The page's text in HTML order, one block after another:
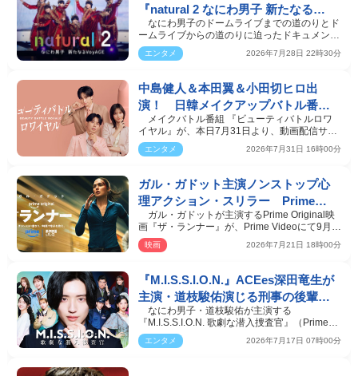
『natural 2 なにわ男子 新たなる
VoyAGE』、Prime Videoにて10.22
世界独占配信
なにわ男子のドームライブまでの道のりとド
ームライブからの道のりに迫ったドキュメンタ
リー番組『natur…
エンタメ 2026年7月28日 22時30分
中島健人＆本田翼＆小田切ヒロ出
演！ 日韓メイクアップバトル番組
『ビューティバトルロワイヤル』
Prime Videoで独占配信
メイクバトル番組 『ビューティバトルロワ
イヤル』が、本日7月31日より、動画配信サー
ビス「Prime Video…
エンタメ 2026年7月31日 16時00分
ガル・ガドット主演ノンストップ心
理アクション・スリラー Prime
Original映画『ザ・ランナー』9月2日
独占配信スタート
ガル・ガドットが主演するPrime Original映
画『ザ・ランナー』が、Prime Videoにて9月2
日より独占配信さ…
映画 2026年7月21日 18時00分
『M.I.S.S.I.O.N.』ACEes深田竜生が
主演・道枝駿佑演じる刑事の後輩役
で出演 特報解禁
なにわ男子・道枝駿佑が主演する
『M.I.S.S.I.O.N. 歌劇な潜入捜査官』（Prime
Video）の配信日が、9月14…
エンタメ 2026年7月17日 07時00分